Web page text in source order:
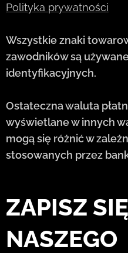
Polityka prywatności
Wszystkie znaki
zawodników są
identyfikacyjnych.
Ostateczna waluta
wyświetlane w innych
mogą się różnić w
stosowanych przez
ZAPISZ
NASZEGO